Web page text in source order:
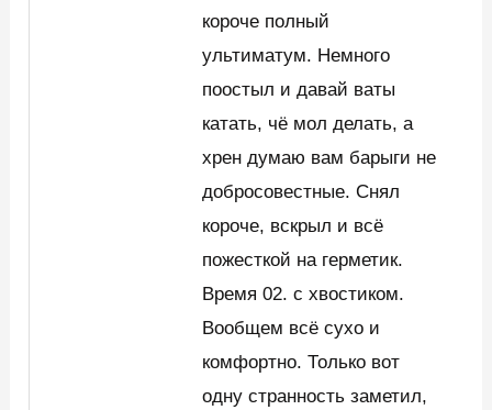
короче полный
ультиматум. Немного
поостыл и давай ваты
катать, чё мол делать, а
хрен думаю вам барыги не
добросовестные. Снял
короче, вскрыл и всё
пожесткой на герметик.
Время 02. с хвостиком.
Вообщем всё сухо и
комфортно. Только вот
одну странность заметил,